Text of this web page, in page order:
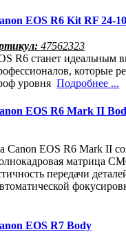
EOS R6 Kit RF 24-
47562323
R6 станет идеальным
которые
уровняПодробнее ...
EOS R6 Mark II
Canon EOS R6 Mark II
матрица
передачи
EOS R7 Body